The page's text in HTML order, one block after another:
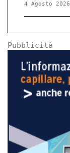
4 Agosto 2026
Pubblicità